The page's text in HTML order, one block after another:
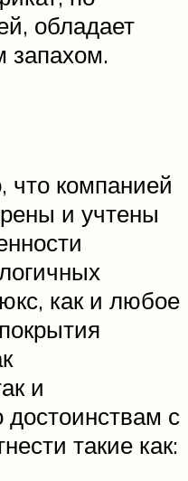
обладает
запахом.
что компанией
и учтены
как и любое
и
достоинствам с
такие как: